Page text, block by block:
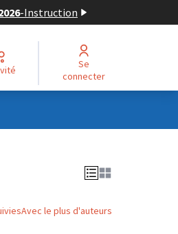
-Instruction
Se
connecter
Avec le plus d'auteurs